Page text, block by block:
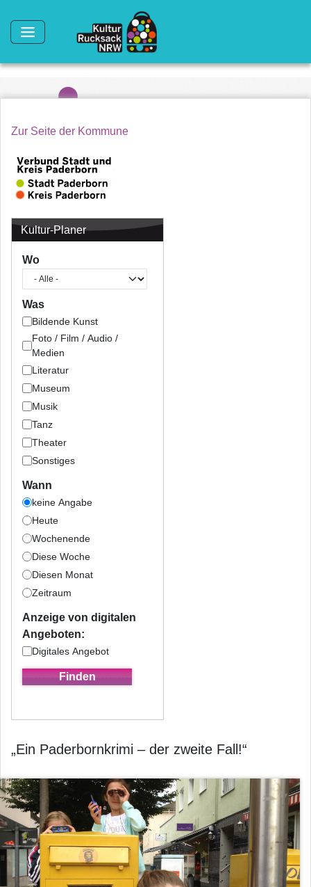
Zur Seite der Kommune
Kultur-Planer
Wo
Was
Bildende Kunst
Foto / Film / Audio /
Medien
Literatur
Museum
Musik
Tanz
Theater
Sonstiges
Wann
keine Angabe
Heute
Wochenende
Diese Woche
Diesen Monat
Zeitraum
Anzeige von digitalen
Angeboten:
Digitales Angebot
„Ein Paderbornkrimi – der zweite Fall!“